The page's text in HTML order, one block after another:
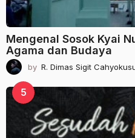
Mengenal Sosok Kyai
Agama dan Budaya
by R. Dimas Sigit
5